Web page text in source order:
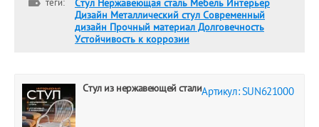
Дизайн Металлический стул Современный
дизайн Прочный материал Долговечность
Устойчивость к коррозии
Стул из нержавеющей сталиАртикул: SUN621000